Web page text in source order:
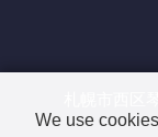
札幌市西区
We use